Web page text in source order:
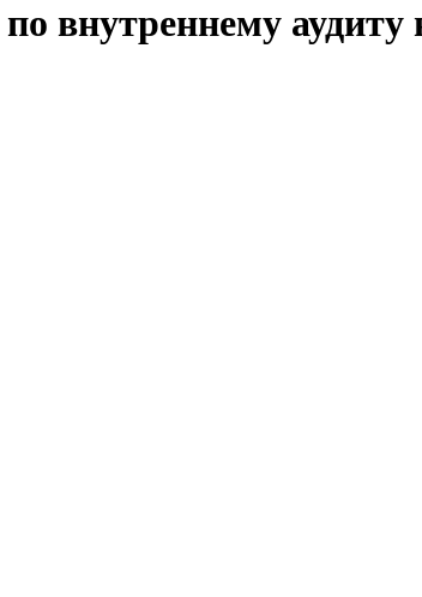
внутреннему аудиту